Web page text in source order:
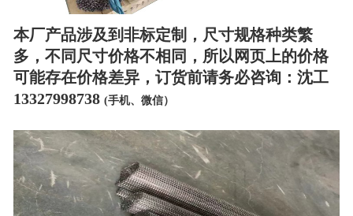
本厂产品涉及到非标定制，尺寸规格种类繁
多，不同尺寸价格不相同，所以网页上的价格
可能存在价格差异，订货前请务必咨询：沈工
13327998738 (手机、微信）